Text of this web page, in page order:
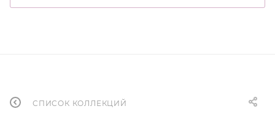
СПИСОК КОЛЛЕКЦИЙ